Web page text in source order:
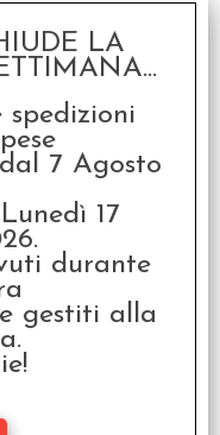
questo
questi
LA
spedizioni
7 Agosto
17
durante
gestiti alla